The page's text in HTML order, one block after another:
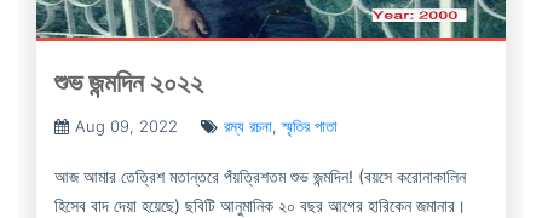
শুভ জন্মদিন ২০২২
Aug 09, 2022 রম্য রচনা,স্মৃতির পাতা
আজ আমার তেত্রিশ মতান্তরে পঁয়ত্রিশতম শুভ জন্মদিন! (বয়সে করোনাকালিন
হিসেব বাদ দেয়া হয়েছে) ছবিটি আনুমানিক ২০ বছর আগের হারিকেন জমানার।